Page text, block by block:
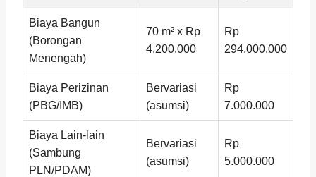
Biaya Bangun
(Borongan
Menengah)
70 m² x Rp
4.200.000
Rp
294.000.000
Biaya Perizinan
(PBG/IMB)
Bervariasi
(asumsi)
Rp
7.000.000
Biaya Lain-lain
(Sambung
PLN/PDAM)
Bervariasi
(asumsi)
Rp
5.000.000